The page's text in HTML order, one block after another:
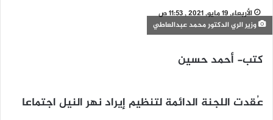
الأربعاء, 19 مايو, 2021 , 11:53 ص
وزير الري الدكتور محمد عبدالعاطي
كتب- أحمد حسين
عُقدت اللجنة الدائمة لتنظيم إيراد نهر النيل اجتماعا